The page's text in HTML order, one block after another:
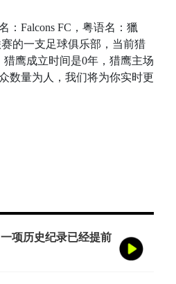
：Falcons FC，粤语名：獵
的一支足球俱乐部，当前猎
鹰成立时间是0年，猎鹰主场
数量为人，我们将为你实时更
项历史纪录已经提前
敦雄狮将首次站上